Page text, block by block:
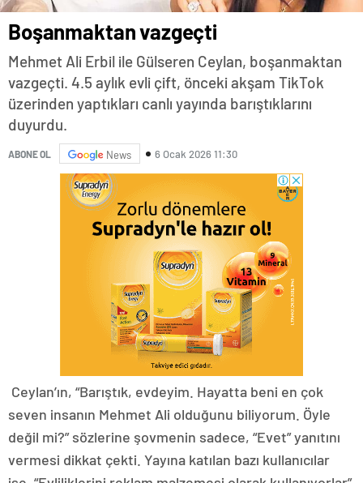
Boşanmaktan vazgeçti
Mehmet Ali Erbil ile Gülseren Ceylan, boşanmaktan
vazgeçti. 4.5 aylık evli çift, önceki akşam TikTok
üzerinden yaptıkları canlı yayında barıştıklarını
duyurdu.
ABONE OL News 6 Ocak 2026 11:30
Ceylan’ın, “Barıştık, evdeyim. Hayatta beni en çok
seven insanın Mehmet Ali olduğunu biliyorum. Öyle
değil mi?” sözlerine şovmenin sadece, “Evet” yanıtını
vermesi dikkat çekti. Yayına katılan bazı kullanıcılar